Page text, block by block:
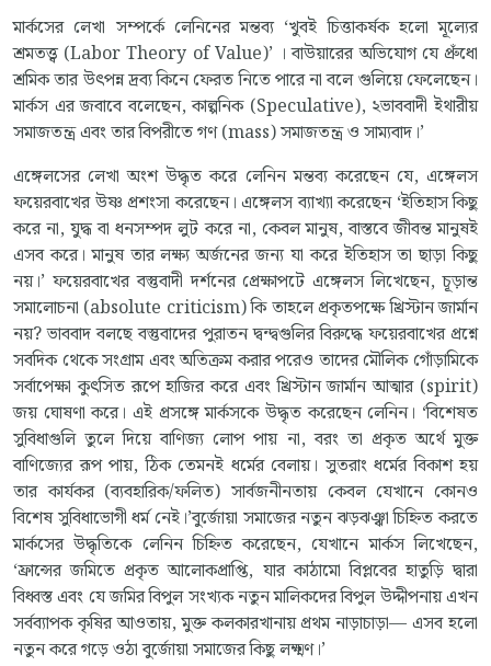
মার্কসের লেখা সম্পর্কে লেনিনের মন্তব্য ‘খুবই চিত্তাকর্ষক হলো মূল্যের
শ্রমতত্ত্ব (Labor Theory of Value)’ । বাউয়ারের অভিযোগ যে প্রুঁধো
শ্রমিক তার উৎপন্ন দ্রব্য কিনে ফেরত নিতে পারে না বলে গুলিয়ে ফেলেছেন।
মার্কস এর জবাবে বলেছেন, কাল্পনিক (Speculative), ২ভাববাদী ইথারীয়
সমাজতন্ত্র এবং তার বিপরীতে গণ (mass) সমাজতন্ত্র ও সাম্যবাদ।’
এঙ্গেলসের লেখা অংশ উদ্ধৃত করে লেনিন মন্তব্য করেছেন যে, এঙ্গেলস
ফয়েরবাখের উষ্ণ প্রশংসা করেছেন। এঙ্গেলস ব্যাখ্যা করেছেন ‘ইতিহাস কিছু
করে না, যুদ্ধ বা ধনসম্পদ লুট করে না, কেবল মানুষ, বাস্তবে জীবন্ত মানুষই
এসব করে। মানুষ তার লক্ষ্য অর্জনের জন্য যা করে ইতিহাস তা ছাড়া কিছু
নয়।’ ফয়েরবাখের বস্তুবাদী দর্শনের প্রেক্ষাপটে এঙ্গেলস লিখেছেন, চূড়ান্ত
সমালোচনা (absolute criticism) কি তাহলে প্রকৃতপক্ষে খ্রিস্টান জার্মান
নয়? ভাববাদ বলছে বস্তুবাদের পুরাতন দ্বন্দ্বগুলির বিরুদ্ধে ফয়েরবাখের প্রশ্নে
সবদিক থেকে সংগ্রাম এবং অতিক্রম করার পরেও তাদের মৌলিক গোঁড়ামিকে
সর্বাপেক্ষা কুৎসিত রূপে হাজির করে এবং খ্রিস্টান জার্মান আত্মার (spirit)
জয় ঘোষণা করে। এই প্রসঙ্গে মার্কসকে উদ্ধৃত করেছেন লেনিন। ‘বিশেষত
সুবিধাগুলি তুলে দিয়ে বাণিজ্য লোপ পায় না, বরং তা প্রকৃত অর্থে মুক্ত
বাণিজ্যের রূপ পায়, ঠিক তেমনই ধর্মের বেলায়। সুতরাং ধর্মের বিকাশ হয়
তার কার্যকর (ব্যবহারিক/ফলিত) সার্বজনীনতায় কেবল যেখানে কোনও
বিশেষ সুবিধাভোগী ধর্ম নেই।’বুর্জোয়া সমাজের নতুন ঝড়ঝঞ্ঝা চিহ্নিত করতে
মার্কসের উদ্ধৃতিকে লেনিন চিহ্নিত করেছেন, যেখানে মার্কস লিখেছেন,
‘ফ্রান্সের জমিতে প্রকৃত আলোকপ্রাপ্তি, যার কাঠামো বিপ্লবের হাতুড়ি দ্বারা
বিধ্বস্ত এবং যে জমির বিপুল সংখ্যক নতুন মালিকদের বিপুল উদ্দীপনায় এখন
সর্বব্যাপক কৃষির আওতায়, মুক্ত কলকারখানায় প্রথম নাড়াচাড়া— এসব হলো
নতুন করে গড়ে ওঠা বুর্জোয়া সমাজের কিছু লক্ষ্মণ।’